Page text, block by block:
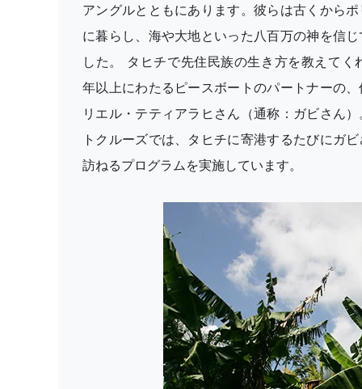
アングルとともにあります。彼らは古くから
に暮らし、海や大地といった八百万の神を信
した。 タヒチで先住民族の生き方を教えてく
年以上にわたるピースボートのパートナーの
リエル・テティアラヒさん（通称：ガビさん
トクルーズでは、タヒチに寄港するたびにガ
訪ねるプログラムを実施しています。